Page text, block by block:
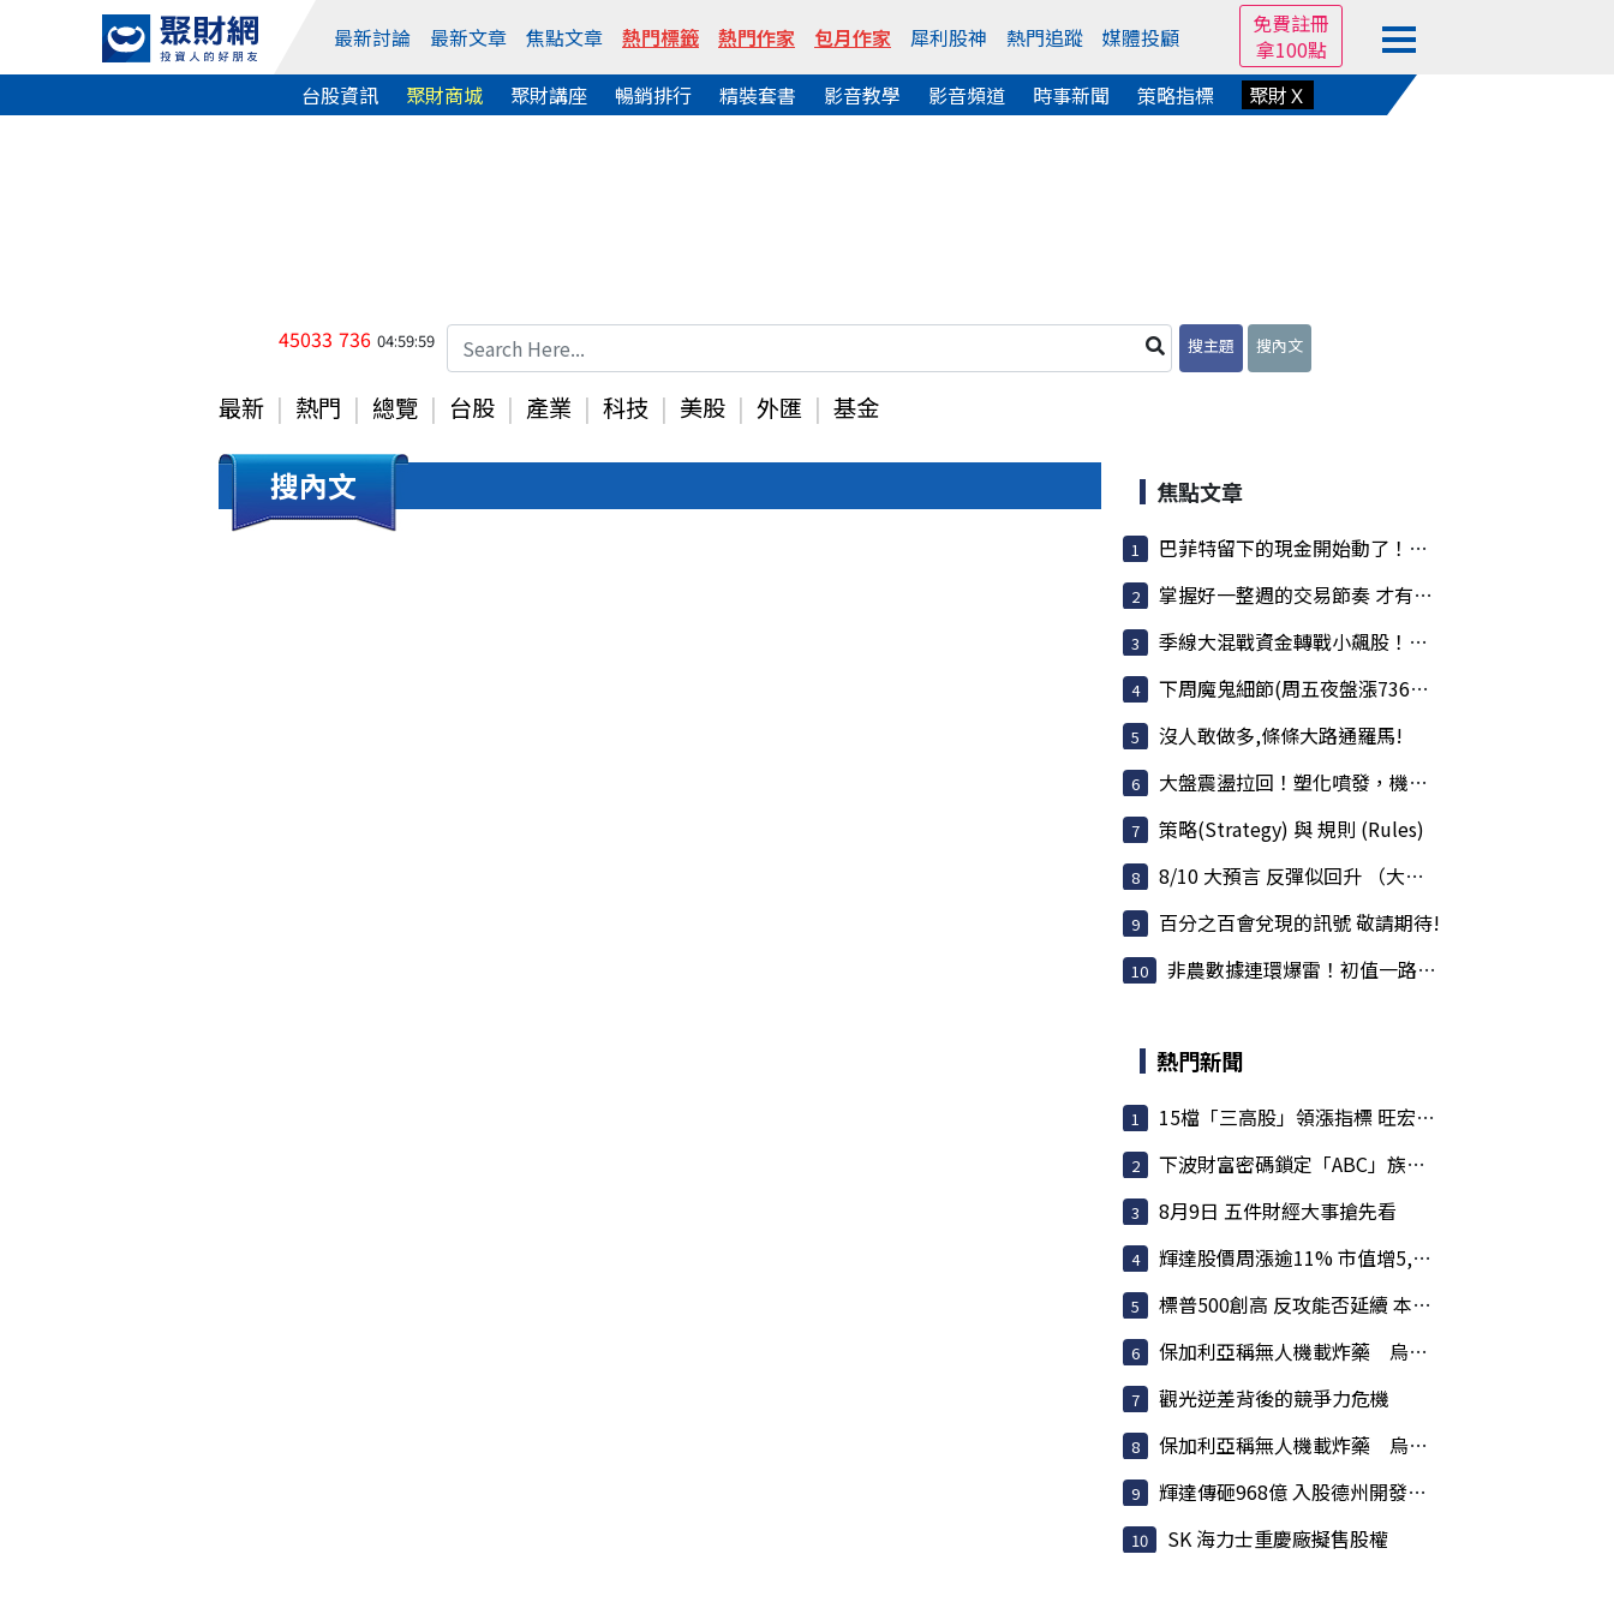
最新討論 最新文章 焦點文章 熱門標籤 熱門作家 包月作家 犀利股神 熱門追蹤 媒體投顧
免費註冊
拿100點
台股資訊
聚財商城 聚財講座 暢銷排行 精裝套書 影音教學 影音頻道 時事新聞 策略指標 聚財Ｘ
45033 736 04:59:59 搜主題 搜內文
最新 熱門 總覽 台股 產業 科技 美股 外匯 基金
搜內文 焦點文章
巴菲特留下的現金開始動了！波克夏回購、買股、...
掌握好一整週的交易節奏 才有機會賺大的
季線大混戰資金轉戰小飆股！盤面主流:機器人+塑...
下周魔鬼細節(周五夜盤漲736點後看法)(對錯差很...
沒人敢做多,條條大路通羅馬!
大盤震盪拉回！塑化噴發，機器人續強，記憶體分...
策略(Strategy) 與 規則 (Rules)
8/10 大預言 反彈似回升 （大陷阱不可不慎）
百分之百會兌現的訊號 敬請期待!
非農數據連環爆雷！初值一路下修，降息交易恐押...
熱門新聞
15檔「三高股」領漲指標 旺宏、南亞等基本面佳 投信大買
下波財富密碼鎖定「ABC」族群 可望續居盤面亮點
8月9日 五件財經大事搶先看
輝達股價周漲逾11% 市值增5,620億美元 寫下史上最大單周...
標普500創高 反攻能否延續 本周通膨、企業財報聚焦
保加利亞稱無人機載炸藥 烏克蘭否認蓄意攻擊
觀光逆差背後的競爭力危機
保加利亞稱無人機載炸藥 烏克蘭否認蓄意攻擊
輝達傳砸968億 入股德州開發商 Lancium 布局電力基建
SK 海力士重慶廠擬售股權